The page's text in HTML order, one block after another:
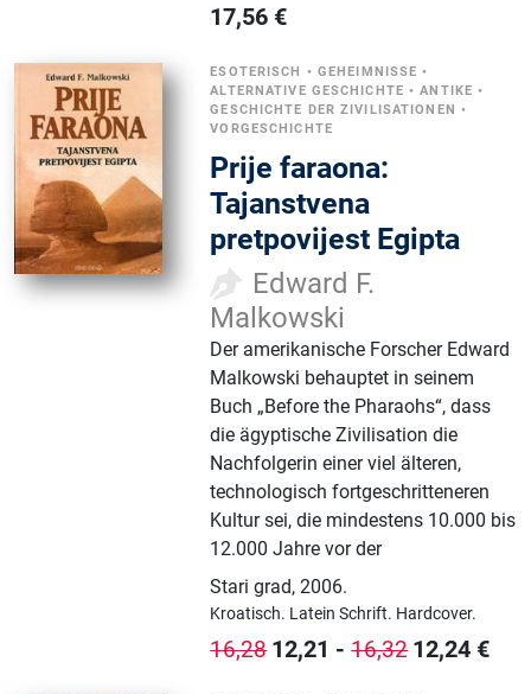
17,56 €
ESOTERISCH • GEHEIMNISSE •
ALTERNATIVE GESCHICHTE •ANTIKE •
GESCHICHTE DER ZIVILISATIONEN •
VORGESCHICHTE
Prije faraona:
Tajanstvena
pretpovijest Egipta
Edward F.
Malkowski
Der amerikanische Forscher Edward
Malkowski behauptet in seinem
Buch „Before the Pharaohs“, dass
die ägyptische Zivilisation die
Nachfolgerin einer viel älteren,
technologisch fortgeschritteneren
Kultur sei, die mindestens 10.000 bis
12.000 Jahre vor der
Stari grad,2006.
Kroatisch. Latein Schrift. Hardcover.
16,28 12,21 -16,32 12,24 €